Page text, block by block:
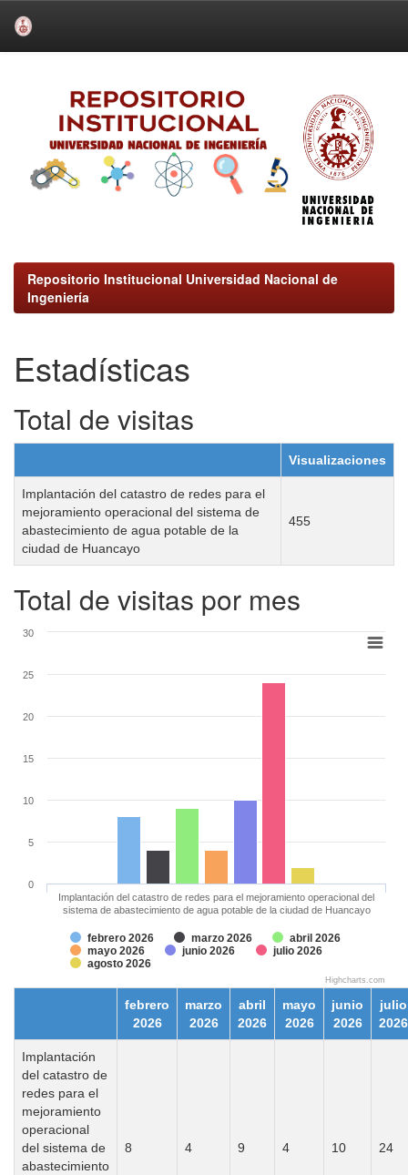
Repositorio Institucional Universidad Nacional de
Ingeniería
Estadísticas
Total de visitas
Visualizaciones
Implantación del catastro de redes para el
mejoramiento operacional del sistema de
abastecimiento de agua potable de la
ciudad de Huancayo
455
Total de visitas por mes
febrero 2026 marzo 2026
abril 2026
mayo 2026
junio 2026
julio 2026
agosto 2026
Implantación del catastro de redes para el mejoramiento operacional del
sistema de abastecimiento de agua potable de la ciudad de Huancayo
0
5
10
15
20
25
30
Highcharts.com
febrero
2026
marzo
2026
abril
2026
mayo
2026
junio
2026
julio
2026
Implantación
del catastro de
redes para el
mejoramiento
operacional
del sistema de
abastecimiento
8 4 9 4 10 24